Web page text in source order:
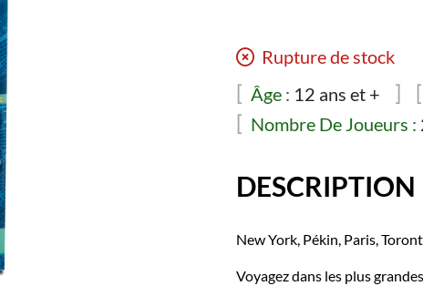
Rupture de stock
Âge : 12 ans et +
Nombre De Joueurs :
DESCRIPTION
New York, Pékin, Paris,
Voyagez dans les plus